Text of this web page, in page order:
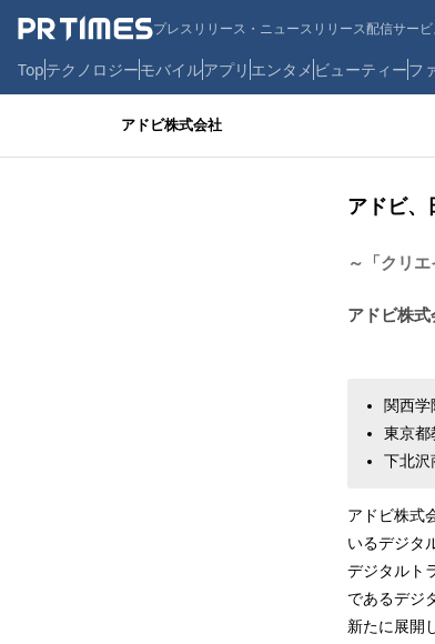
プレスリリース・ニュースリリース配信サービ
Topテクノロジーモバイルアプリ エンタメ ビューティーフ
アドビ株式会社
アドビ、
～「クリ
アドビ株式
関西学
東京都
下北沢
アドビ株式
いるデジタ
デジタルト
であるデジ
新たに展開